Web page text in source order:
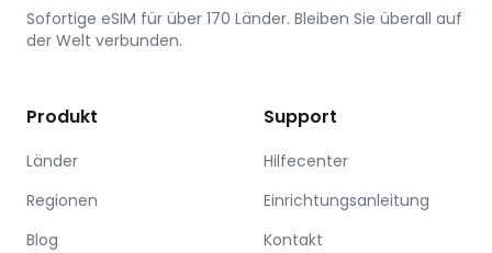
Sofortige eSIM für über 170 Länder. Bleiben Sie überall auf
der Welt verbunden.
Produkt
Länder
Regionen
Blog
Support
Hilfecenter
Einrichtungsanleitung
Kontakt